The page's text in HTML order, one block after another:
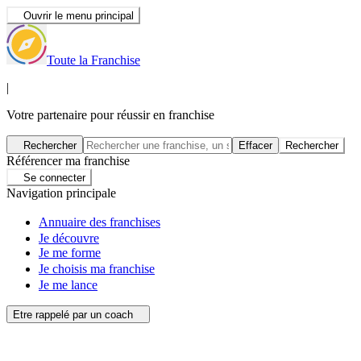
Ouvrir le menu principal
Toute la Franchise
|
Votre partenaire pour réussir en franchise
Rechercher Effacer Rechercher
Référencer ma franchise
Se connecter
Navigation principale
Annuaire des franchises
Je découvre
Je me forme
Je choisis ma franchise
Je me lance
Etre rappelé par un coach